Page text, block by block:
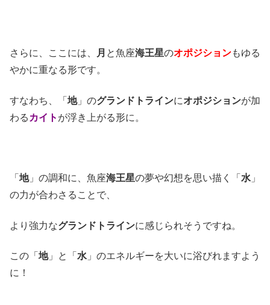
さらに、ここには、 月 と魚座海王星のオポジションもゆる
やかに重なる形です。
すなわち、「 地」のグランドトラインにオポジションが加
わる カイト が浮き上がる形に。
「 地」の調和に、魚座海王星の夢や幻想を思い描く「 水 」
の力が合わさることで、
より強力なグランドトラインに感じられそうですね。
この「 地」と「 水 」のエネルギーを大いに浴びれますよう
に！